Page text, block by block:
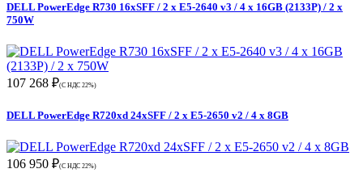
DELL PowerEdge R730 16xSFF / 2 x E5-2640 v3 / 4 x 16GB (2133P) / 2 x
750W
107 268 ₽(С НДС 22%)
DELL PowerEdge R720xd 24xSFF / 2 x E5-2650 v2 / 4 x 8GB
106 950 ₽(С НДС 22%)